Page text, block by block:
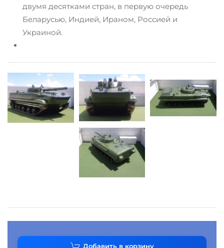
двумя десятками стран, в первую очередь
Беларусью, Индией, Ираном, Россией и
Украиной.
Добавить в корзину